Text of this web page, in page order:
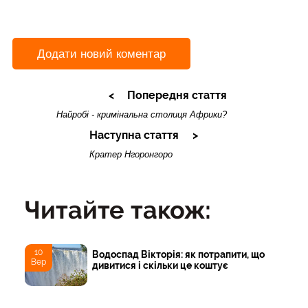
Додати новий коментар
Попередня стаття
Найробі - кримінальна столиця Африки?
Наступна стаття
Кратер Нгоронгоро
Читайте також:
10
Вер
Водоспад Вікторія: як потрапити, що
дивитися і скільки це коштує